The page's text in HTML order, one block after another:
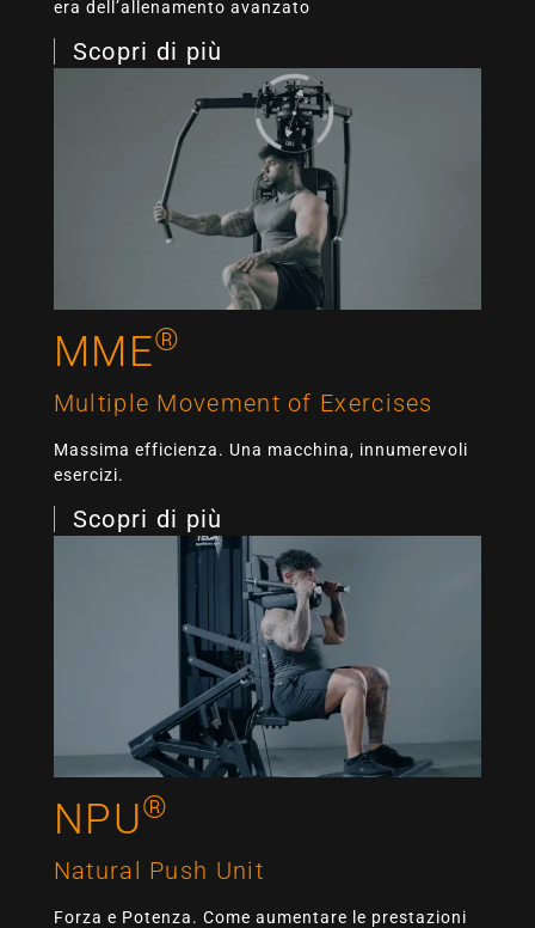
era dell’allenamento avanzato
Scopri di più
MME®
Multiple Movement of Exercises
Massima efficienza. Una macchina, innumerevoli
esercizi.
Scopri di più
NPU®
Natural Push Unit
Forza e Potenza. Come aumentare le prestazioni